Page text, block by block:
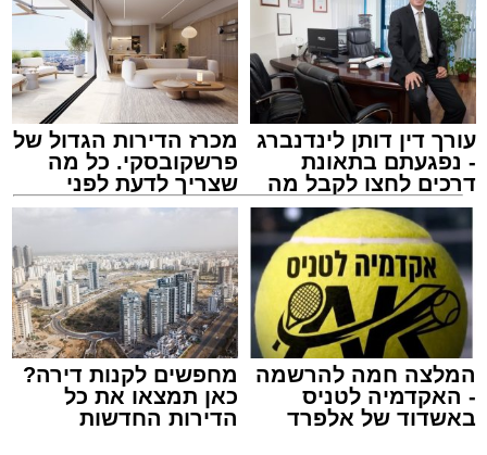
תגים:בין הזמנים, דן בדרום, תיגבור קווי ירושלים
עורך דין דותן לינדנברג
- נפגעתם בתאונת
דרכים לחצו לקבל מה
שמגיע לכם
מכרז הדירות הגדול של
פרשקובסקי. כל מה
שצריך לדעת לפני
שמגישים הצעה לדירה
המלצה חמה להרשמה
- האקדמיה לטניס
באשדוד של אלפרד
מחפשים לקנות דירה?
כאן תמצאו את כל
הדירות החדשות